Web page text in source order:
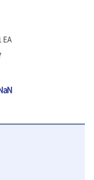
EA